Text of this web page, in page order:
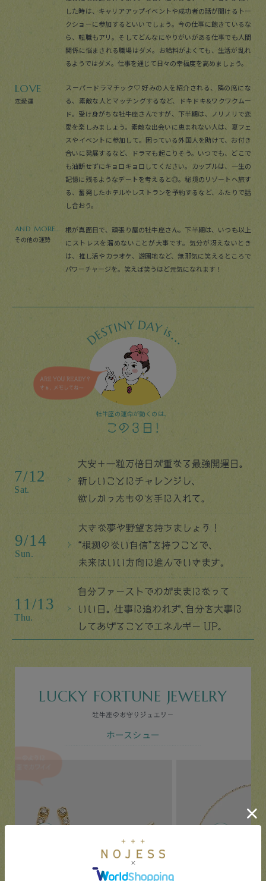
した時は、キャリアアップイベントや成功者の話が聞けるトー
クショーに参加するといいでしょう。今の仕事に飽きているな
ら、転職もアリ。そしてどんなにやりがいがある仕事でも人間
関係に悩まされる職場はダメ。お給料がよくても、生活が乱れ
るようではダメ。仕事を通じて日々の幸福度を高めましょう。
LOVE
恋愛運
スーパードラマチック♡ 好みの人を紹介される、隣の席にな
る、素敵な人とマッチングするなど、ドキドキ&ワクワクムー
ド。受け身がちな牡牛座さんですが、下半期は、ノリノリで恋
愛を楽しみましょう。素敵な出会いに恵まれない人は、夏フェ
スやイベントに参加して。困っている外国人を助けて、お付き
合いに発展するなど、ドラマも起こりそう。いつでも、どこで
も油断せずにキョロキョロしてください。カップルは、一生の
記憶に残るようなデートを考えると◎。秘境のリゾートへ旅す
る、奮発したホテルやレストランを予約するなど、ふたりで話
し合おう。
AND MORE...
その他の運勢
根が真面目で、頑張り屋の牡牛座さん。下半期は、いつも以上
にストレスを溜めないことが大事です。気分が冴えないとき
は、推し活やカラオケ、遊園地など、無邪気に笑えるところで
パワーチャージを。笑えば笑うほど元気になれます！
牡牛座の運命が動くのは、
LUCKY FORTUNE JEWELRY
ホースシュー